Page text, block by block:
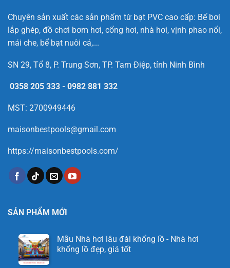
Chuyên sản xuất các sản phẩm từ bạt PVC cao cấp: Bể bơi
lắp ghép, đồ chơi bơm hơi, cổng hơi, nhà hơi, vịnh phao nổi,
mái che, bể bạt nuôi cá,...
SN 29, Tổ 8, P. Trung Sơn, TP. Tam Điệp, tỉnh Ninh Bình
0358 205 333 - 0982 881 332
MST: 2700949446
maisonbestpools@gmail.com
https://maisonbestpools.com/
SẢN PHẨM MỚI
Mẫu Nhà hơi lâu đài khổng lồ - Nhà hơi
khổng lồ đẹp, giá tốt